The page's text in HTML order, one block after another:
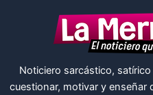
Noticiero sarcástico,
cuestionar, motivar y enseñar